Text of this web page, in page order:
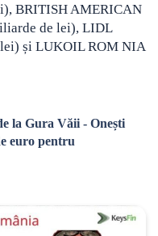
BRITISH AMERICAN
de lei), LIDL
și LUKOIL ROM NIA
la Gura Văii - Onești
euro pentru